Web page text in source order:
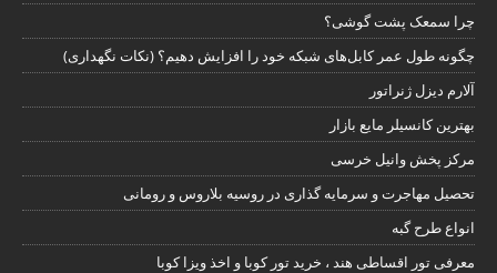
چرا سمعک پشت گوشی؟
چگونه طول عمر کابل‌های شبکه خود را افزایش دهیم؟ (نکات نگهداری)
آلارم دیزل ژنراتور
بهترین کانسیلر مایع بازار
مرکز پخش وانیل خرسی
تحصیل مهاجرت و سرمایه گذاری در روسیه بلاروس و رومانی
انواع طرح گبه
معرفی تور اقساطی هند ، خرید تور کوبا و اخذ ویزا کوبا